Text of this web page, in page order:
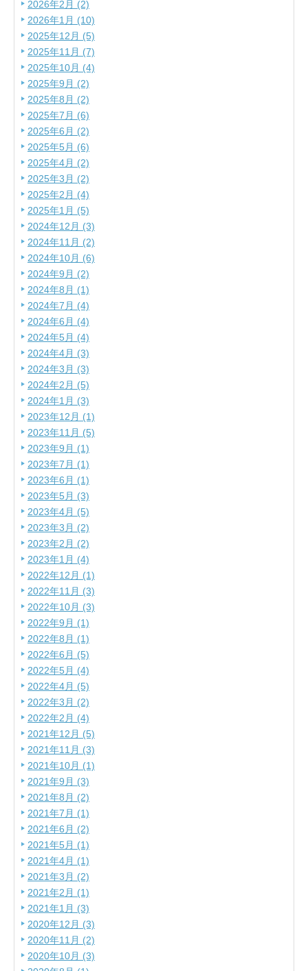
2026年2月 (2)
2026年1月 (10)
2025年12月 (5)
2025年11月 (7)
2025年10月 (4)
2025年9月 (2)
2025年8月 (2)
2025年7月 (6)
2025年6月 (2)
2025年5月 (6)
2025年4月 (2)
2025年3月 (2)
2025年2月 (4)
2025年1月 (5)
2024年12月 (3)
2024年11月 (2)
2024年10月 (6)
2024年9月 (2)
2024年8月 (1)
2024年7月 (4)
2024年6月 (4)
2024年5月 (4)
2024年4月 (3)
2024年3月 (3)
2024年2月 (5)
2024年1月 (3)
2023年12月 (1)
2023年11月 (5)
2023年9月 (1)
2023年7月 (1)
2023年6月 (1)
2023年5月 (3)
2023年4月 (5)
2023年3月 (2)
2023年2月 (2)
2023年1月 (4)
2022年12月 (1)
2022年11月 (3)
2022年10月 (3)
2022年9月 (1)
2022年8月 (1)
2022年6月 (5)
2022年5月 (4)
2022年4月 (5)
2022年3月 (2)
2022年2月 (4)
2021年12月 (5)
2021年11月 (3)
2021年10月 (1)
2021年9月 (3)
2021年8月 (2)
2021年7月 (1)
2021年6月 (2)
2021年5月 (1)
2021年4月 (1)
2021年3月 (2)
2021年2月 (1)
2021年1月 (3)
2020年12月 (3)
2020年11月 (2)
2020年10月 (3)